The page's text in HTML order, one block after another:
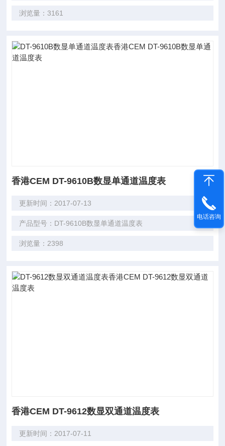
浏览量：3161
香港CEM DT-9610B数显单通道温度表
更新时间：2017-07-13
产品型号：DT-9610B数显单通道温度表
浏览量：2398
香港CEM DT-9612数显双通道温度表
更新时间：2017-07-11
电话咨询